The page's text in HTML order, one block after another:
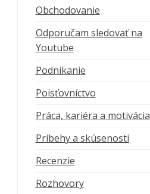
Obchodovanie
Odporučam sledovať na
Youtube
Podnikanie
Poisťovníctvo
Práca, kariéra a motivácia
Príbehy a skúsenosti
Recenzie
Rozhovory